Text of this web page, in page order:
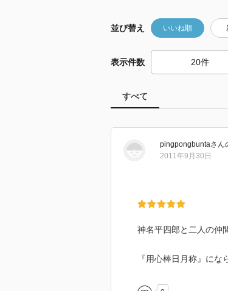
並び替え いいね順
表示件数
すべて
pingpongbuntaさん
2011年9月30日
神名平四郎と二人の仲
『用心棒日月称』にな